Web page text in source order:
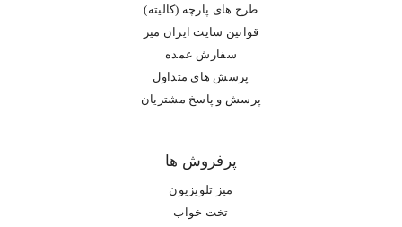
طرح های پارچه (کالیته)
قوانین سایت ایران میز
سفارش عمده
پرسش های متداول
پرسش و پاسخ مشتریان
پرفروش ها
میز تلویزیون
تخت خواب